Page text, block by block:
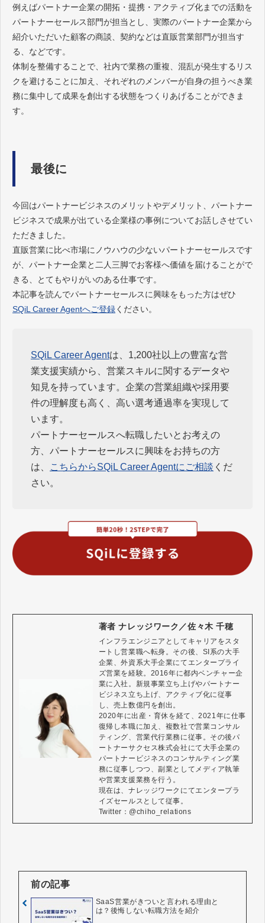
例えばパートナー企業の開拓・提携・アクティブ化までの活動を
パートナーセールス部門が担当とし、実際のパートナー企業から
紹介いただいた顧客の商談、契約などは直販営業部門が担当す
る、などです。
体制を整備することで、社内で業務の重複、混乱が発生するリス
クを避けることに加え、それぞれのメンバーが自身の担うべき業
務に集中して成果を創出する状態をつくりあげることができま
す。
最後に
今回はパートナービジネスのメリットやデメリット、パートナー
ビジネスで成果が出ている企業様の事例についてお話しさせてい
ただきました。
直販営業に比べ市場にノウハウの少ないパートナーセールスです
が、パートナー企業と二人三脚でお客様へ価値を届けることがで
きる、とてもやりがいのある仕事です。
本記事を読んでパートナーセールスに興味をもった方はぜひ
SQiL Career Agentへご登録ください。
SQiL Career Agentは、1,200社以上の豊富な営
業支援実績から、営業スキルに関するデータや
知見を持っています。企業の営業組織や採用要
件の理解度も高く、高い選考通過率を実現して
います。
パートナーセールスへ転職したいとお考えの
方、パートナーセールスに興味をお持ちの方
は、
こちらからSQiL Career Agentにご相談 くだ
さい。
著者 ナレッジワーク／佐々木 千穂
インフラエンジニアとしてキャリアをスタ
ートし営業職へ転身。その後、SI系の大手
企業、外資系大手企業にてエンタープライ
ズ営業を経験。2016年に都内ベンチャー企
業に入社。新規事業立ち上げやパートナー
ビジネス立ち上げ、アクティブ化に従事
し、売上数億円を創出。
2020年に出産・育休を経て、2021年に仕事
復帰し本職に加え、複数社で営業コンサル
ティング、営業代行業務に従事。その後パ
ートナーサクセス株式会社にて大手企業の
パートナービジネスのコンサルティング業
務に従事しつつ、副業としてメディア執筆
や営業支援業務を行う。
現在は、ナレッジワークにてエンタープラ
イズセールスとして従事。
Twitter：@chiho_relations
前の記事
SaaS営業がきついと言われる理由と
は？後悔しない転職方法を紹介